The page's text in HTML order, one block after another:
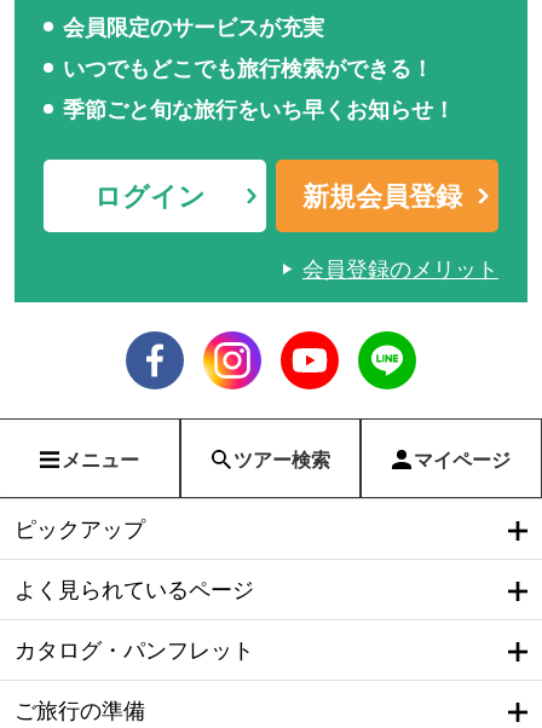
会員限定のサービスが充実
いつでもどこでも旅行検索ができる！
季節ごと旬な旅行をいち早くお知らせ！
ログイン 新規会員登録
会員登録のメリット
メニュー ツアー検索 マイページ
ピックアップ
よく見られているページ
カタログ・パンフレット
ご旅行の準備